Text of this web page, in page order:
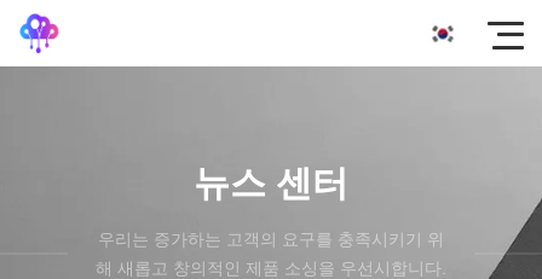
뉴스 센터
우리는 증가하는 고객의 요구를 충족시키기 위
해 새롭고 창의적인 제품 소싱을 우선시합니다.